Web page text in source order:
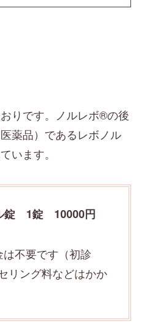
りです。ノルレボ®の後
薬品）であるレボノル
います。
錠 1錠 10000円
不要です（初診
リング料などはかか